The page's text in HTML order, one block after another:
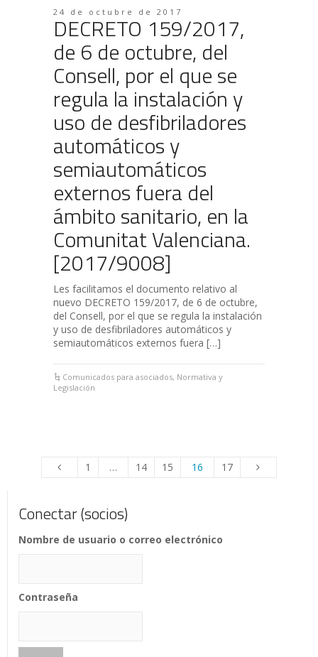
24 de octubre de 2017
DECRETO 159/2017,
de 6 de octubre, del
Consell, por el que se
regula la instalación y
uso de desfibriladores
automáticos y
semiautomáticos
externos fuera del
ámbito sanitario, en la
Comunitat Valenciana.
[2017/9008]
Les facilitamos el documento relativo al
nuevo DECRETO 159/2017, de 6 de octubre,
del Consell, por el que se regula la instalación
y uso de desfibriladores automáticos y
semiautomáticos externos fuera […]
Comunicados para asociados, Normativa y
Legislación
1 … 14 15 16 17
Conectar (socios)
Nombre de usuario o correo electrónico
Contraseña